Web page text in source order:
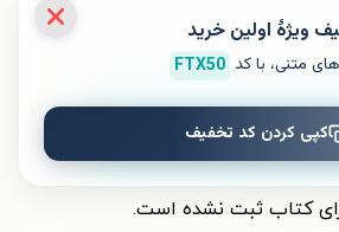
ثبت نظر
کتاب ثبت نشده است.
متنی، با کد FTX50
کپی کردن کد تخفیف